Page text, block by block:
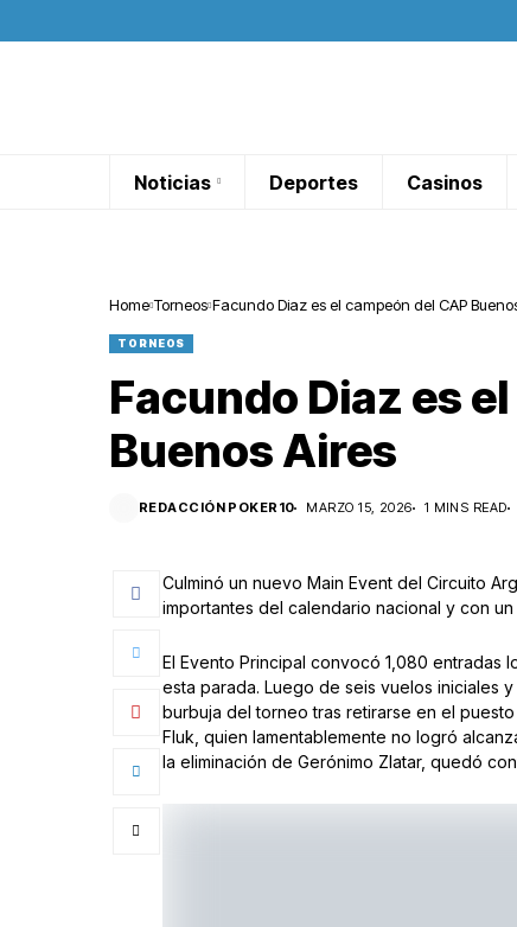
Noticias Deportes Casinos
Home Torneos Facundo Diaz es el campeón del CAP
TORNEOS
Facundo Diaz es
Buenos Aires
REDACCIÓN POKER10 MARZO 15, 2026 1 MINS READ
Culminó un nuevo Main Event del Circuito
importantes del calendario nacional y con
El Evento Principal convocó 1,080
esta parada. Luego de seis vuelos iniciales
burbuja del torneo tras retirarse en el
Fluk, quien lamentablemente no logró
la eliminación de Gerónimo Zlatar, quedó